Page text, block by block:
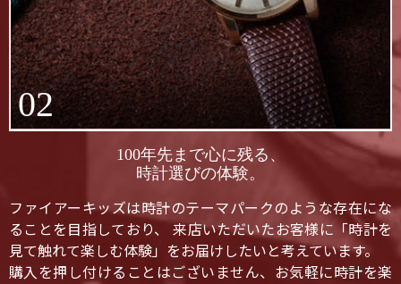
02
100年先まで心に残る、
時計選びの体験。
ファイアーキッズは時計のテーマパークのような存在にな
ることを目指しており、 来店いただいたお客様に「時計を
見て触れて楽しむ体験」をお届けしたいと考えています。
購入を押し付けることはございません、お気軽に時計を楽